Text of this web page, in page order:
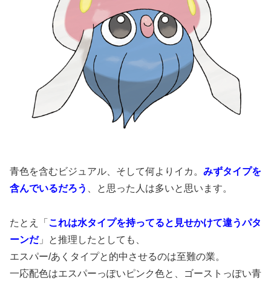
青色を含むビジュアル、そして何よりイカ。 みずタイプを
含んでいるだろう
、と思った人は多いと思います。
たとえ「 これは水タイプを持ってると見せかけて違うパタ
ーンだ」と推理したとしても、
エスパー/あくタイプと的中させるのは至難の業。
一応配色はエスパーっぽいピンク色と、ゴーストっぽい青